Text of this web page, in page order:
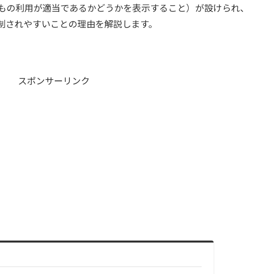
利用が適当であるかどうかを表示すること）が設けられ、
れやすいことの理由を解説します。
スポンサーリンク